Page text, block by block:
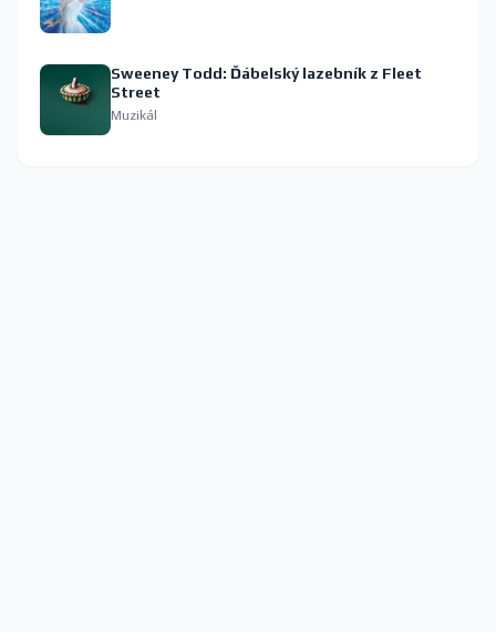
Sweeney Todd: Ďábelský lazebník z Fleet
Street
Muzikál